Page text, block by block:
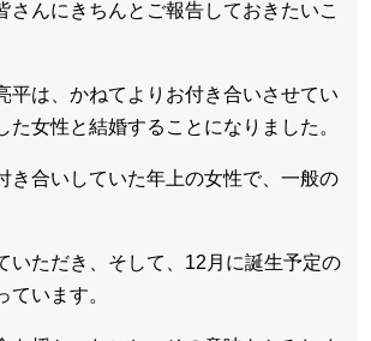
さんにきちんとご報告しておきたいこ
平は、かねてよりお付き合いさせてい
た女性と結婚することになりました。
き合いしていた年上の女性で、一般の
いただき、そして、12月に誕生予定の
ています。